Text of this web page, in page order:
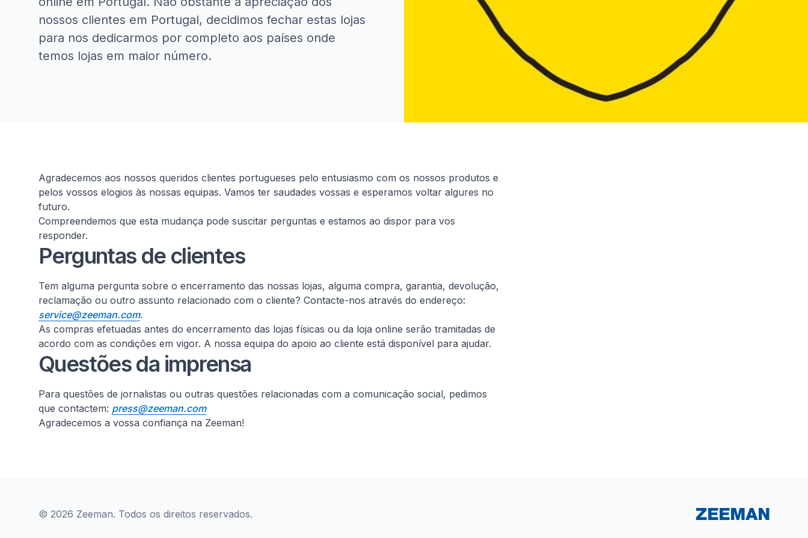
nossos clientes em Portugal, decidimos fechar estas lojas
para nos dedicarmos por completo aos países onde
temos lojas em maior número.
Homepage
Agradecemos aos nossos queridos clientes portugueses pelo entusiasmo com os nossos produtos e
pelos vossos elogios às nossas equipas. Vamos ter saudades vossas e esperamos voltar algures no
futuro.
Compreendemos que esta mudança pode suscitar perguntas e estamos ao dispor para vos
responder.
Perguntas de clientes
Tem alguma pergunta sobre o encerramento das nossas lojas, alguma compra, garantia, devolução,
reclamação ou outro assunto relacionado com o cliente? Contacte-nos através do endereço:
service@zeeman.com.
As compras efetuadas antes do encerramento das lojas físicas ou da loja online serão tramitadas de
acordo com as condições em vigor. A nossa equipa do apoio ao cliente está disponível para ajudar.
Questões da imprensa
Para questões de jornalistas ou outras questões relacionadas com a comunicação social, pedimos
que contactem: press@zeeman.com
Agradecemos a vossa confiança na Zeeman!
© 2026 Zeeman. Todos os direitos reservados.